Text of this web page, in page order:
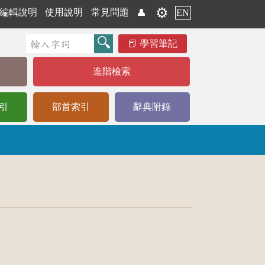
編輯說明 使用說明 常見問題 👤 ⚙️ EN
學習筆記
進階檢索
部首索引 辭典附錄